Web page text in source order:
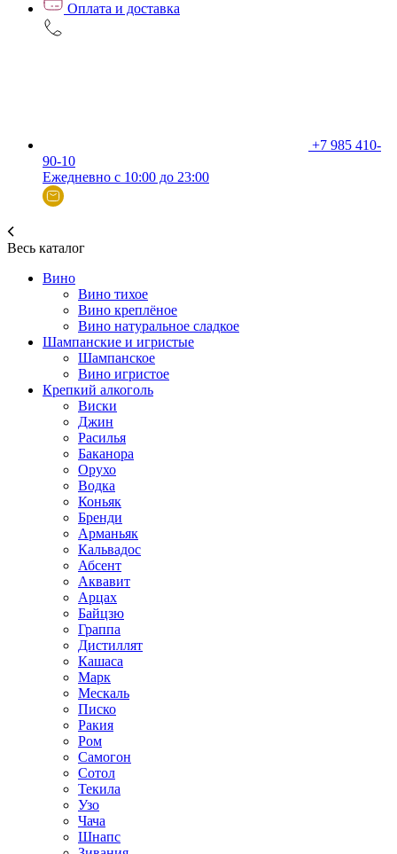
Оплата и доставка
+7 985 410-
90-10
Ежедневно с 10:00 до 23:00
Весь каталог
Вино
Вино тихое
Вино креплёное
Вино натуральное сладкое
Шампанские и игристые
Шампанское
Вино игристое
Крепкий алкоголь
Виски
Джин
Расилья
Баканора
Орухо
Водка
Коньяк
Бренди
Арманьяк
Кальвадос
Абсент
Аквавит
Арцах
Байцзю
Граппа
Дистиллят
Кашаса
Марк
Мескаль
Писко
Ракия
Ром
Самогон
Сотол
Текила
Узо
Чача
Шнапс